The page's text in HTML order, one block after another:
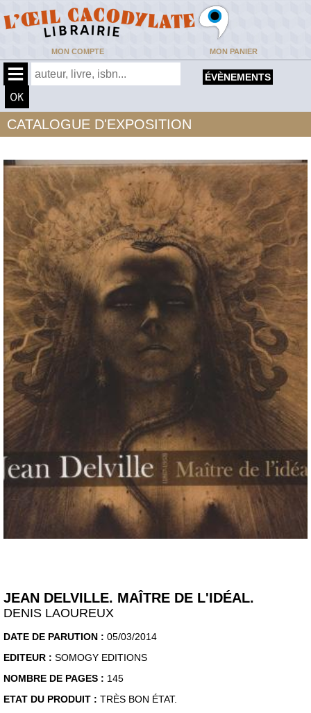
MON COMPTE MON PANIER
ÉVÈNEMENTS
CATALOGUE D'EXPOSITION
JEAN DELVILLE. MAÎTRE DE L'IDÉAL.
DENIS LAOUREUX
DATE DE PARUTION : 05/03/2014
EDITEUR : SOMOGY EDITIONS
NOMBRE DE PAGES : 145
ETAT DU PRODUIT : TRÈS BON ÉTAT.